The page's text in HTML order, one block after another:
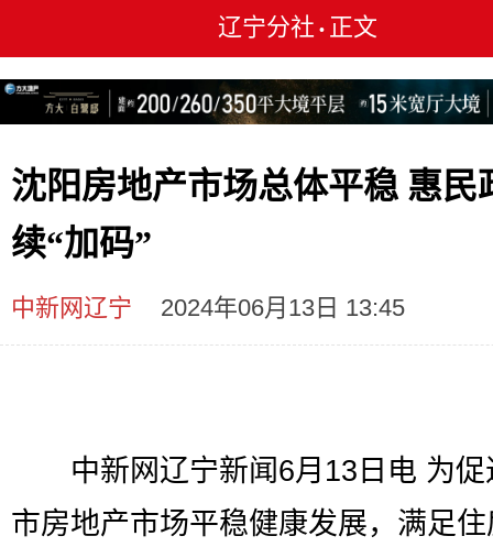
辽宁分社 • 正文
沈阳房地产市场总体平稳 惠民
续“加码”
中新网辽宁 2024年06月13日 13:45
中新网辽宁新闻6月13日电 为促
市房地产市场平稳健康发展，满足